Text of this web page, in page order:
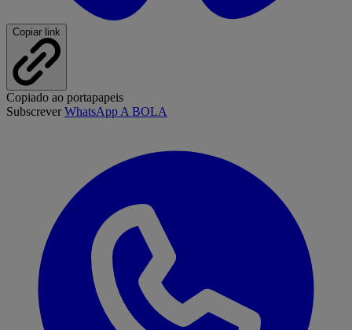
Copiar link
Copiado ao portapapeis
SubscreverWhatsApp A BOLA